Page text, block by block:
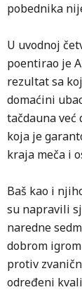
pobednika
U uvodnoj
poentirao je
rezultat sa
domaćini
tačdauna
koja je
kraja meča i
Baš kao i
su napravili
naredne
dobrom
protiv
određeni